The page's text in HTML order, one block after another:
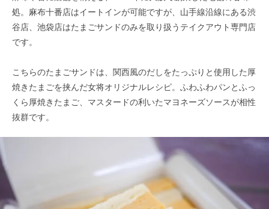
処。麻布十番店はイートインが可能ですが、山手線沿線にある渋
谷店、池袋店はたまごサンドのみを取り扱うテイクアウト専門店
です。
こちらのたまごサンドは、関西風のだしをたっぷりと使用した厚
焼きたまごを挟んだ女将オリジナルレシピ。ふわふわパンとふっ
くら厚焼きたまご、マスタードの利いたマヨネーズソースが相性
抜群です。